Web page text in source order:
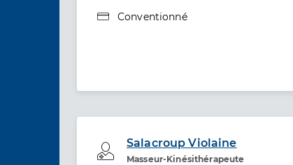
Type de convention
Conventionné
Salacroup Violaine
Masseur-Kinésithérapeute
Professionel de santé